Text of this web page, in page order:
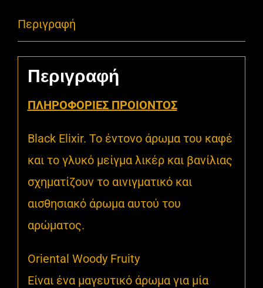
Περιγραφή
Περιγραφή
ΠΛΗΡΟΦΟΡΙΕΣ ΠΡΟΙΟΝΤΟΣ
Black Elixir. Το έντονο άρωμα του καφέ
και το γλυκό μείγμα λικέρ και βανίλιας
σχηματίζουν το αινιγματικό και
αισθησιακό άρωμα αυτού του
αρώματος.
Oriental Woody Fruity
Είναι ένα μαγευτικό άρωμα για μία